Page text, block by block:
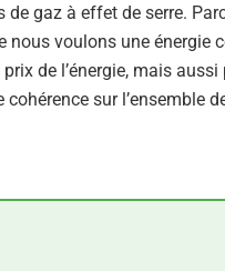
gaz à effet de serre.
nous voulons une énergie
de l’énergie, mais aussi
sur l’ensemble